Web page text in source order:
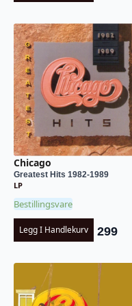
Chicago
Greatest Hits 1982-1989
LP
Bestillingsvare
Legg I Handlekurv 299